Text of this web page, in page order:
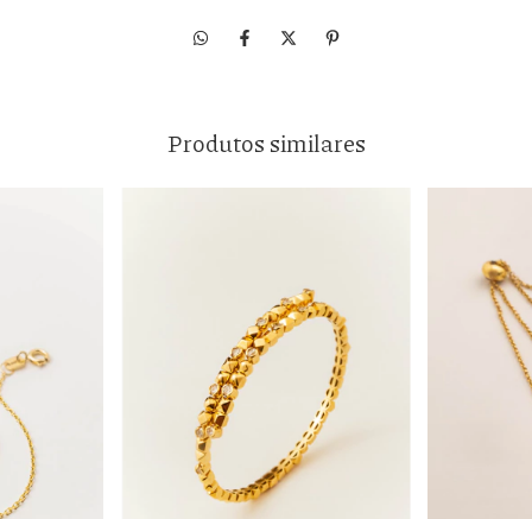
Produtos similares